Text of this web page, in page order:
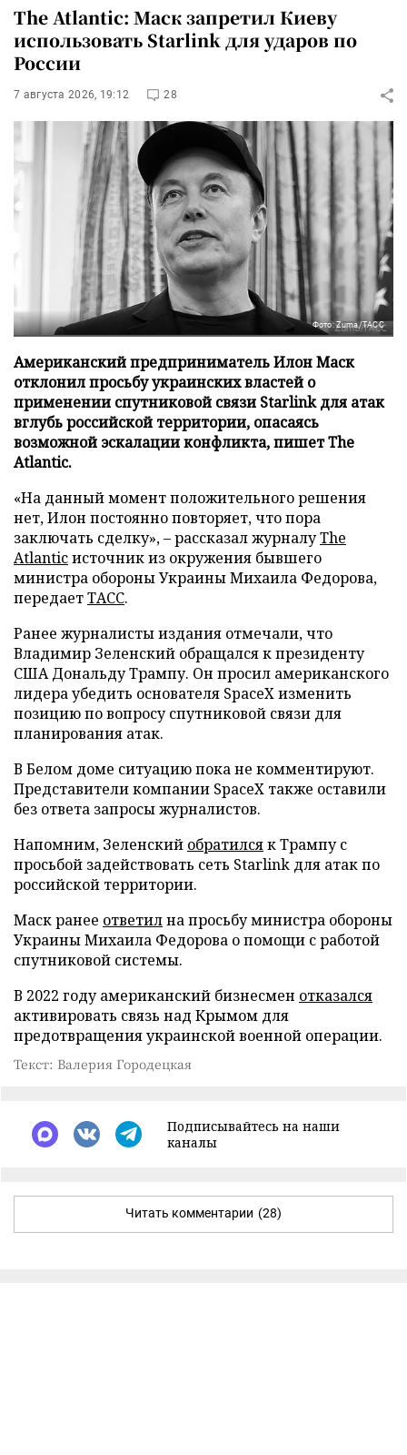
The Atlantic: Маск запретил Киеву
использовать Starlink для ударов по
России
7 августа 2026, 19:12 28
Фото: Zuma/ТАСС
Американский предприниматель Илон Маск
отклонил просьбу украинских властей о
применении спутниковой связи Starlink для атак
вглубь российской территории, опасаясь
возможной эскалации конфликта, пишет The
Atlantic.
«На данный момент положительного решения
нет, Илон постоянно повторяет, что пора
заключать сделку», – рассказал журналуThe
Atlanticисточник из окружения бывшего
министра обороны Украины Михаила Федорова,
передаетТАСС.
Ранее журналисты издания отмечали, что
Владимир Зеленский обращался к президенту
США Дональду Трампу. Он просил американского
лидера убедить основателя SpaceX изменить
позицию по вопросу спутниковой связи для
планирования атак.
В Белом доме ситуацию пока не комментируют.
Представители компании SpaceX также оставили
без ответа запросы журналистов.
Напомним, Зеленский обратилсяк Трампу с
просьбой задействовать сеть Starlink для атак по
российской территории.
Маск ранее ответилна просьбу министра обороны
Украины Михаила Федорова о помощи с работой
спутниковой системы.
В 2022 году американский бизнесмен отказался
активировать связь над Крымом для
предотвращения украинской военной операции.
Текст: Валерия Городецкая
Подписывайтесь на наши
каналы
Читать комментарии (28)